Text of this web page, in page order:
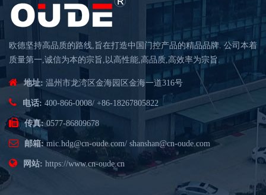
欧德坚持高品质的路线,旨在打造中国门控产品的精品品牌. 公司本着
质量第一,诚信为本的宗旨,以高性能,高品质,高效率为宗旨.
地址: 温州市龙湾区金海园区金海一道316号
电话: 400-866-0008/ +86-18267805822
传真:0577-86809678
邮箱: mic.hdg@cn-oude.com/ shanshan@cn-oude.com
网站: https://www.cn-oude.cn